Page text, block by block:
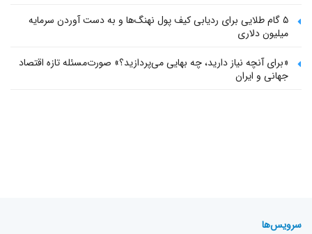
۵ گام طلایی برای ردیابی کیف پول‌ نهنگ‌ها و به دست آوردن سرمایه
میلیون دلاری
«برای آنچه نیاز دارید، چه بهایی می‌پردازید؟» صورت‌مسئله تازه اقتصاد
جهانی و ایران
سرویس‌ها